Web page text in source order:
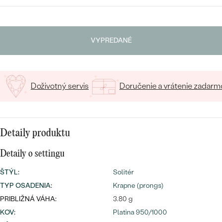
Najpredávanejšie
svadobné
obrúčky
DRAHOKAM
PODĽA MATERIÁLU
ZLATO
PLATINA
STRIEBRO
S LAB GROWN DIAMANTMI
PODĽA ŠTÝLU
PERSONALIZOVANÉ
PODĽA PRÍLEŽITOSTI
LUXUSNÉ
VYPREDANÉ
Doživotný servis Doručenie a vrátenie
Detaily produktu
Detaily o settingu
ŠTÝL:
Solitér
TYP OSADENIA:
Krapne (prongs)
PRIBLIŽNÁ VÁHA:
3.80 g
KOV:
Platina 950/1000